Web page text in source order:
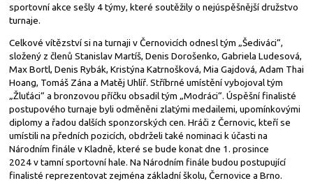
sportovní akce sešly 4 týmy, které soutěžily o nejúspěšnější družstvo
turnaje.
Celkové vítězství si na turnaji v Černovicích odnesl tým „Šediváci“,
složený z členů Stanislav Martíš, Denis Dorošenko, Gabriela Ludesová,
Max Bortl, Denis Rybák, Kristýna Katrnošková, Mia Gajdová, Adam Thai
Hoang, Tomáš Zána a Matěj Uhlíř. Stříbrné umístění vybojoval tým
„Žluťáci“ a bronzovou příčku obsadil tým „Modráci“. Úspěšní finalisté
postupového turnaje byli odměněni zlatými medailemi, upomínkovými
diplomy a řadou dalších sponzorských cen. Hráči z Černovic, kteří se
umístili na předních pozicích, obdrželi také nominaci k účasti na
Národním finále v Kladně, které se bude konat dne 1. prosince
2024 v tamní sportovní hale. Na Národním finále budou postupující
finalisté reprezentovat zejména základní školu, Černovice a Brno.